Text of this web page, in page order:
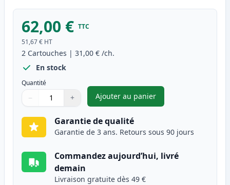
62,00 € TTC
51,67 € HT
2 Cartouches | 31,00 € /ch.
En stock
Quantité
Quantité
Utilisez les boutons pour ajuster
− +
Quantité
Ajouter au panier
,Pack de 2 Canon PG-512 &
Garantie de qualité
Garantie de 3 ans. Retours sous 90 jours
Commandez aujourd’hui, livré
demain
Livraison gratuite dès 49 €